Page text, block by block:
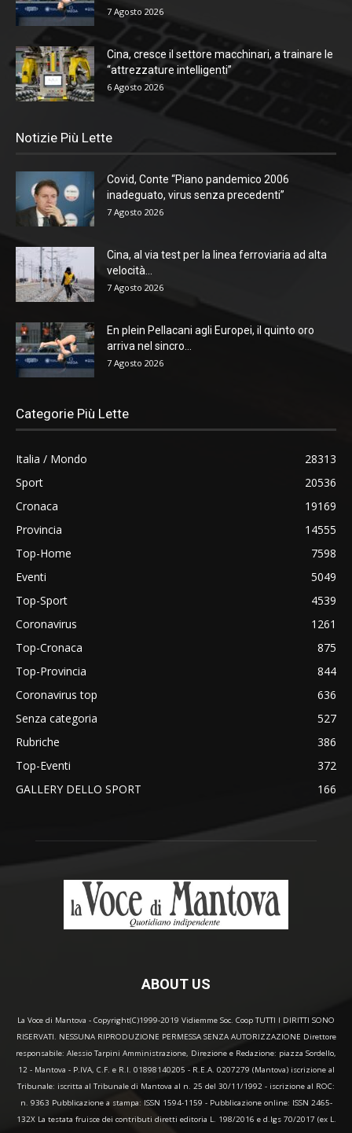
7 Agosto 2026
Cina, cresce il settore macchinari, a trainare le
“attrezzature intelligenti”
6 Agosto 2026
Notizie Più Lette
Covid, Conte “Piano pandemico 2006
inadeguato, virus senza precedenti”
7 Agosto 2026
Cina, al via test per la linea ferroviaria ad alta
velocità...
7 Agosto 2026
En plein Pellacani agli Europei, il quinto oro
arriva nel sincro...
7 Agosto 2026
Categorie Più Lette
Italia / Mondo
28313
Sport
20536
Cronaca
19169
Provincia
14555
Top-Home
7598
Eventi
5049
Top-Sport
4539
Coronavirus
1261
Top-Cronaca
875
Top-Provincia
844
Coronavirus top
636
Senza categoria
527
Rubriche
386
Top-Eventi
372
GALLERY DELLO SPORT
166
ABOUT US
La Voce di Mantova - Copyright(C)1999-2019 Vidiemme Soc. Coop TUTTI I DIRITTI SONO
RISERVATI. NESSUNA RIPRODUZIONE PERMESSA SENZA AUTORIZZAZIONE Direttore
responsabile: Alessio Tarpini Amministrazione, Direzione e Redazione: piazza Sordello,
12 - Mantova - P.IVA, C.F. e R.I. 01898140205 - R.E.A. 0207279 (Mantova) iscrizione al
Tribunale: iscritta al Tribunale di Mantova al n. 25 del 30/11/1992 - iscrizione al ROC:
n. 9363 Pubblicazione a stampa: ISSN 1594-1159 - Pubblicazione online: ISSN 2465-
132X La testata fruisce dei contributi diretti editoria L. 198/2016 e d.lgs 70/2017 (ex L.